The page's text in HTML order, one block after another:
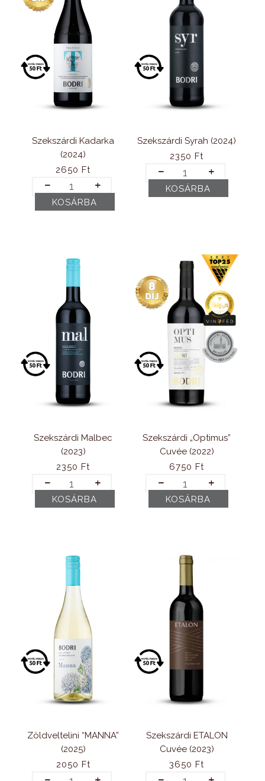
Szekszárdi Kadarka
(2024)
2650Ft
Szekszárdi
Kadarka
(2024)
KOSÁRBA
Szekszárdi Syrah (2024)
2350Ft
Szekszárdi
Syrah
(2024)
KOSÁRBA
Szekszárdi Malbec
(2023)
2350Ft
Szekszárdi
Malbec
(2023)
KOSÁRBA
Szekszárdi „Optimus”
Cuvée (2022)
6750Ft
Szekszárdi
„Optimus”
Cuvée
KOSÁRBA
Zöldveltelini “MANNA”
(2025)
2050 Ft
Zöldveltelini
Szekszárdi ETALON
Cuvée (2023)
3650Ft
Szekszárdi